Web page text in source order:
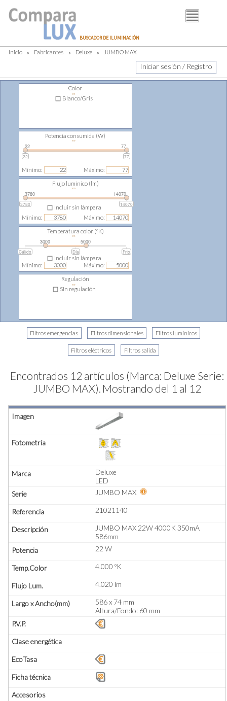
BUSCADOR DE ILUMINACIÓNBUSCADOR
FABRICANTES
DISTRIBUIDORES
PIM
Inicio » Fabricantes » Deluxe » JUMBO MAX
Iniciar sesión / Registro
Color
⇔
Blanco/Gris
Potencia consumida (W)
22
77
22 77
⇔
Mínimo: Máximo:
Flujo lumínico (lm)
3780
14070
3780 14070
⇔
Mínimo: Máximo:
Incluir sin lámpara
Temperatura color (ºK)
3000
5000
Cálido Día Frio
⇔
Mínimo: Máximo:
Incluir sin lámpara
Regulación
⇔
Sin regulación
Encontrados 12 artículos (Marca: Deluxe Serie:
JUMBO MAX). Mostrando del 1 al 12
Deluxe
LED
JUMBO MAX
21021140
JUMBO MAX 22W 4000K 350mA
586mm
22 W
4.000 ºK
4.020 lm
586 x 74 mm
Altura/Fondo: 60 mm